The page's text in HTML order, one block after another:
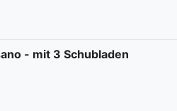
- mit 3 Schubladen